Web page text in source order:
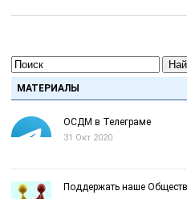
МАТЕРИАЛЫ
ОСДМ в Телеграме
31 Окт 2020
Поддержать наше